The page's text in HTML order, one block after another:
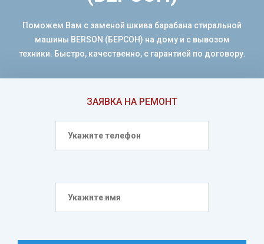
ЗАЯВКА НА РЕМОНТ
Поможем Вам с заменой шкива барабана стиральной
машины BERSON (БЕРСОН) на дому и с вывозом
техники. Быстро, качественно, с гарантией по договору.